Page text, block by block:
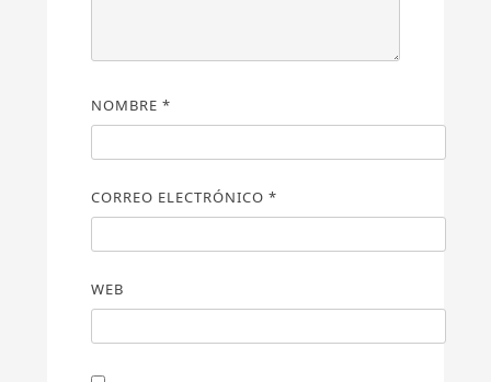
NOMBRE *
CORREO ELECTRÓNICO *
WEB